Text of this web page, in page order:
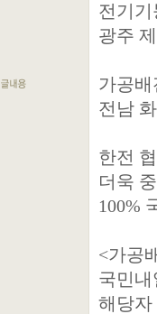
전기기
광주
가공배
전남
한전
더욱
100%
<가공
국민
해당자